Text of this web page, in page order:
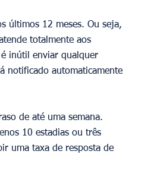
últimos 12 meses. Ou seja,
totalmente aos
inútil enviar qualquer
notificado automaticamente
de até uma semana.
10 estadias ou três
uma taxa de resposta de